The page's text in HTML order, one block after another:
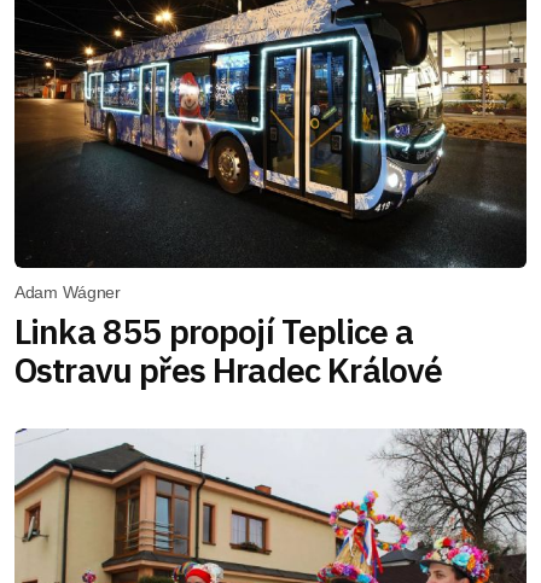
Adam Wágner
Linka 855 propojí Teplice a
Ostravu přes Hradec Králové